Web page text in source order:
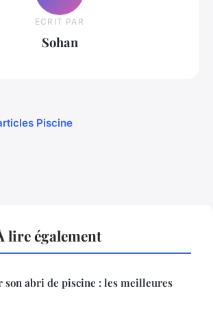
ECRIT PAR
Sohan
Piscine
lire également
son abri de piscine : les meilleures